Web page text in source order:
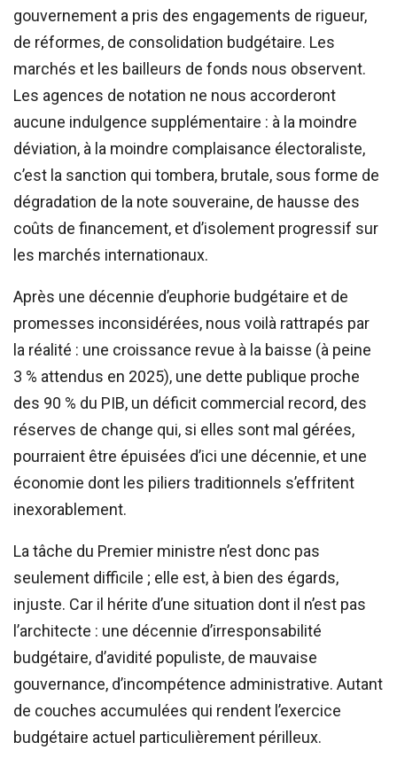
gouvernement a pris des engagements de rigueur,
de réformes, de consolidation budgétaire. Les
marchés et les bailleurs de fonds nous observent.
Les agences de notation ne nous accorderont
aucune indulgence supplémentaire : à la moindre
déviation, à la moindre complaisance électoraliste,
c’est la sanction qui tombera, brutale, sous forme de
dégradation de la note souveraine, de hausse des
coûts de financement, et d’isolement progressif sur
les marchés internationaux.
Après une décennie d’euphorie budgétaire et de
promesses inconsidérées, nous voilà rattrapés par
la réalité : une croissance revue à la baisse (à peine
3 % attendus en 2025), une dette publique proche
des 90 % du PIB, un déficit commercial record, des
réserves de change qui, si elles sont mal gérées,
pourraient être épuisées d’ici une décennie, et une
économie dont les piliers traditionnels s’effritent
inexorablement.
La tâche du Premier ministre n’est donc pas
seulement difficile ; elle est, à bien des égards,
injuste. Car il hérite d’une situation dont il n’est pas
l’architecte : une décennie d’irresponsabilité
budgétaire, d’avidité populiste, de mauvaise
gouvernance, d’incompétence administrative. Autant
de couches accumulées qui rendent l’exercice
budgétaire actuel particulièrement périlleux.